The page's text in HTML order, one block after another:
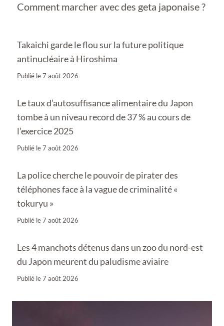
Comment marcher avec des geta japonaise ?
Takaichi garde le flou sur la future politique
antinucléaire à Hiroshima
Publié le7 août 2026
Le taux d’autosuffisance alimentaire du Japon
tombe à un niveau record de 37 % au cours de
l’exercice 2025
Publié le7 août 2026
La police cherche le pouvoir de pirater des
téléphones face à la vague de criminalité «
tokuryu »
Publié le7 août 2026
Les 4 manchots détenus dans un zoo du nord-est
du Japon meurent du paludisme aviaire
Publié le7 août 2026